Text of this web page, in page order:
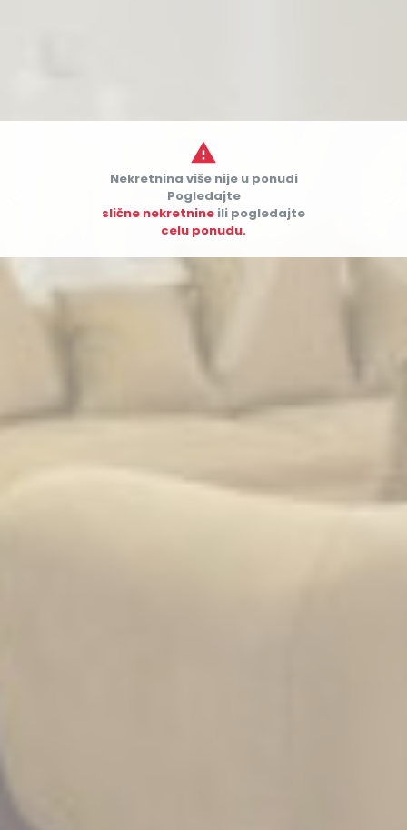

Nekretnina više nije u ponudi
Pogledajte
slične nekretnine ili pogledajte
celu ponudu.